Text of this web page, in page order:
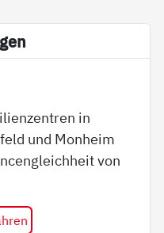
in
und Monheim
von